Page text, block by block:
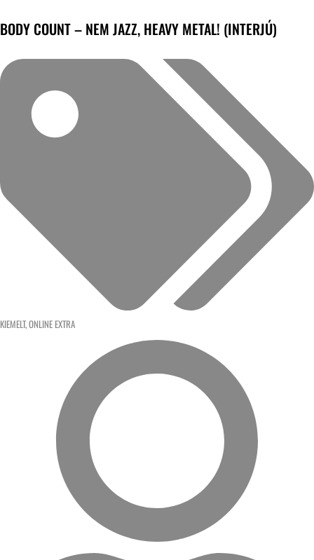
BODY COUNT – NEM JAZZ, HEAVY METAL! (INTERJÚ)
KIEMELT,ONLINE EXTRA